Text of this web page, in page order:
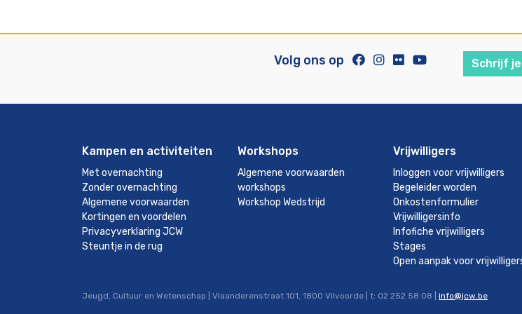
Volg ons op Schrijf
Kampen en activiteiten
Met overnachting
Zonder overnachting
Algemene voorwaarden
Kortingen en voordelen
Privacyverklaring JCW
Steuntje in de rug
Workshops
Algemene voorwaarden
workshops
Workshop Wedstrijd
Vrijwilligers
Inloggen voor vrijwilligers
Begeleider worden
Onkostenformulier
Vrijwilligersinfo
Infofiche vrijwilligers
Stages
Open aanpak voor
Jeugd, Cultuur en Wetenschap | Vlaanderenstraat 101, 1800 Vilvoorde | t: 02 252 58 08 | info@jcw.be